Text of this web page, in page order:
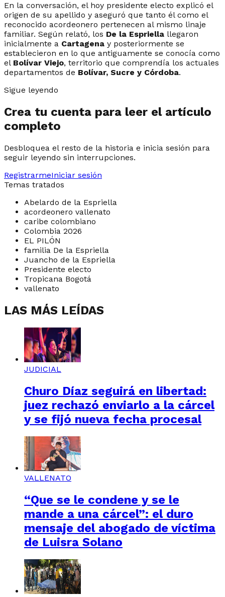
En la conversación, el hoy presidente electo explicó el
origen de su apellido y aseguró que tanto él como el
reconocido acordeonero pertenecen al mismo linaje
familiar. Según relató, los De la Espriella llegaron
inicialmente a Cartagena y posteriormente se
establecieron en lo que antiguamente se conocía como
el Bolívar Viejo, territorio que comprendía los actuales
departamentos de Bolívar, Sucre y Córdoba.
Sigue leyendo
Crea tu cuenta para leer el artículo
completo
Desbloquea el resto de la historia e inicia sesión para
seguir leyendo sin interrupciones.
RegistrarmeIniciar sesión
Temas tratados
Abelardo de la Espriella
acordeonero vallenato
caribe colombiano
Colombia 2026
EL PILÓN
familia De la Espriella
Juancho de la Espriella
Presidente electo
Tropicana Bogotá
vallenato
LAS MÁS LEÍDAS
JUDICIAL
Churo Díaz seguirá en libertad:
juez rechazó enviarlo a la cárcel
y se fijó nueva fecha procesal
VALLENATO
“Que se le condene y se le
mande a una cárcel”: el duro
mensaje del abogado de víctima
de Luisra Solano